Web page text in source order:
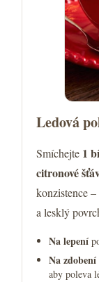
Ledová
Smíchejte 1
citronové
konzistence
a lesklý
Na lepení
Na zdobení
aby poleva